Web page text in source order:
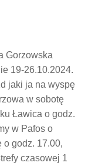
Gorzowska
19-26.10.2024.
jaki ja na wyspę
w sobotę
Ławica o godz.
w Pafos o
o godz. 17.00,
czasowej 1